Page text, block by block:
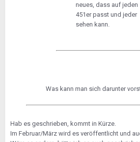
neues, dass auf jeden
451er passt und jeder
sehen kann.
Was kann man sich darunter
Hab es geschrieben, kommt in Kürze.
Im Februar/März wird es veröffentlicht und